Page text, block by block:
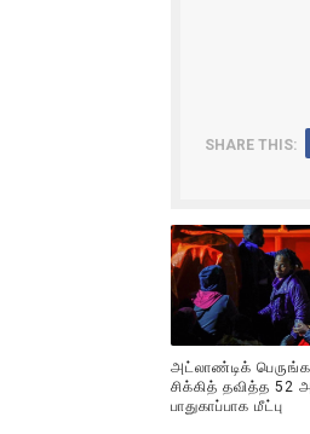
SHARE THIS:
அட்லாண்டிக்
சிக்கித் தவித்த 52
பாதுகாப்பாக மீட்பு